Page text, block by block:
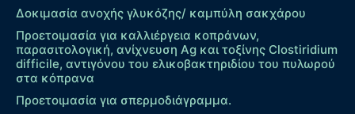
Δοκιμασία ανοχής γλυκόζης/ καμπύλη σακχάρου
Προετοιμασία για καλλιέργεια κοπράνων,
παρασιτολογική, ανίχνευση Ag και τοξίνης Clostiridium
difficile, αντιγόνου του ελικοβακτηριδίου του πυλωρού
στα κόπρανα
Προετοιμασία για σπερμοδιάγραμμα.